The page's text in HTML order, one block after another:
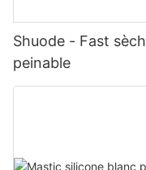
Shuode - Fast
peinable